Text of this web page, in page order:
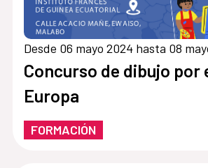
Desde 06 mayo 2024 hasta 08
Concurso de dibujo por
Europa
FORMACIÓN